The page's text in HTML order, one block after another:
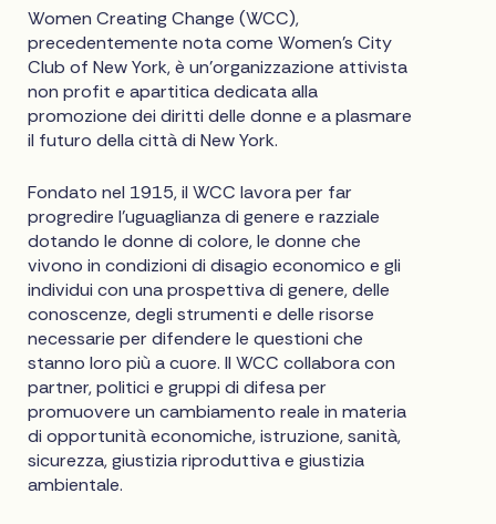
Women Creating Change (WCC),
precedentemente nota come Women's City
Club of New York, è un'organizzazione attivista
non profit e apartitica dedicata alla
promozione dei diritti delle donne e a plasmare
il futuro della città di New York.
Fondato nel 1915, il WCC lavora per far
progredire l'uguaglianza di genere e razziale
dotando le donne di colore, le donne che
vivono in condizioni di disagio economico e gli
individui con una prospettiva di genere, delle
conoscenze, degli strumenti e delle risorse
necessarie per difendere le questioni che
stanno loro più a cuore. Il WCC collabora con
partner, politici e gruppi di difesa per
promuovere un cambiamento reale in materia
di opportunità economiche, istruzione, sanità,
sicurezza, giustizia riproduttiva e giustizia
ambientale.